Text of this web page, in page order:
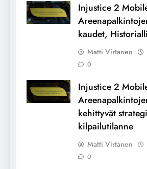
Injustice 2
kaudet,
Matti Virtanen
0
Injustice 2
kehittyvät
kilpailutilanne
Matti Virtanen
0